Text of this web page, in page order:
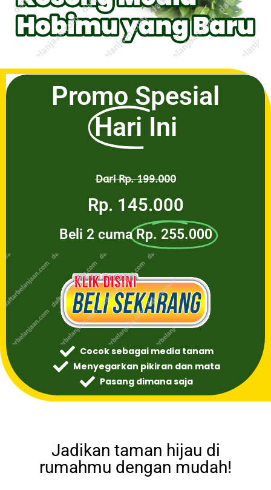
Promo Spesial
Hari Ini
Dari Rp. 199.000
Rp. 145.000
Beli 2 cuma Rp. 255.000
Cocok sebagai media tanam
Menyegarkan pikiran dan mata
Pasang dimana saja
Jadikan taman hijau di
rumahmu dengan mudah!